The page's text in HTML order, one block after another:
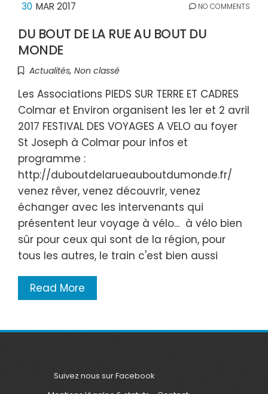
30 MAR 2017 NO COMMENTS
DU BOUT DE LA RUE AU BOUT DU
MONDE
Actualités, Non classé
Les Associations PIEDS SUR TERRE ET CADRES
Colmar et Environ organisent les 1er et 2 avril
2017 FESTIVAL DES VOYAGES A VELO au foyer
St Joseph à Colmar pour infos et
programme :
http://duboutdelarueauboutdumonde.fr/
venez rêver, venez découvrir, venez
échanger avec les intervenants qui
présentent leur voyage à vélo... à vélo bien
sûr pour ceux qui sont de la région, pour
tous les autres, le train c'est bien aussi
Read More
Suivez nous sur Facebook